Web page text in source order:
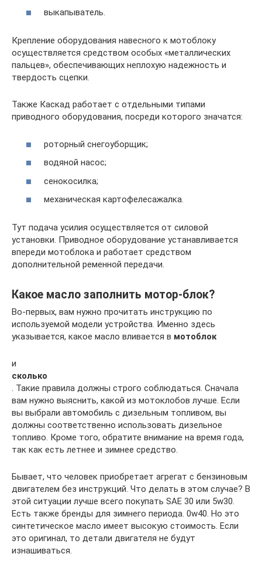
выкапыватель.
Крепление оборудования навесного к мотоблоку
осуществляется средством особых «металлических
пальцев», обеспечивающих неплохую надежность и
твердость сцепки.
Также Каскад работает с отдельными типами
приводного оборудования, посреди которого значатся:
роторный снегоуборщик;
водяной насос;
сенокосилка;
механическая картофелесажалка.
Тут подача усилия осуществляется от силовой
установки. Приводное оборудование устанавливается
впереди мотоблока и работает средством
дополнительной ременной передачи.
Какое масло заполнить мотор-блок?
Во-первых, вам нужно прочитать инструкцию по
используемой модели устройства. Именно здесь
указывается, какое масло вливается в мотоблок
и
сколько
. Такие правила должны строго соблюдаться. Сначала
вам нужно выяснить, какой из мотоклобов лучше. Если
вы выбрали автомобиль с дизельным топливом, вы
должны соответственно использовать дизельное
топливо. Кроме того, обратите внимание на время года,
так как есть летнее и зимнее средство.
Бывает, что человек приобретает агрегат с бензиновым
двигателем без инструкций. Что делать в этом случае? В
этой ситуации лучше всего покупать SAE 30 или 5w30.
Есть также бренды для зимнего периода. 0w40. Но это
синтетическое масло имеет высокую стоимость. Если
это оригинал, то детали двигателя не будут
изнашиваться.